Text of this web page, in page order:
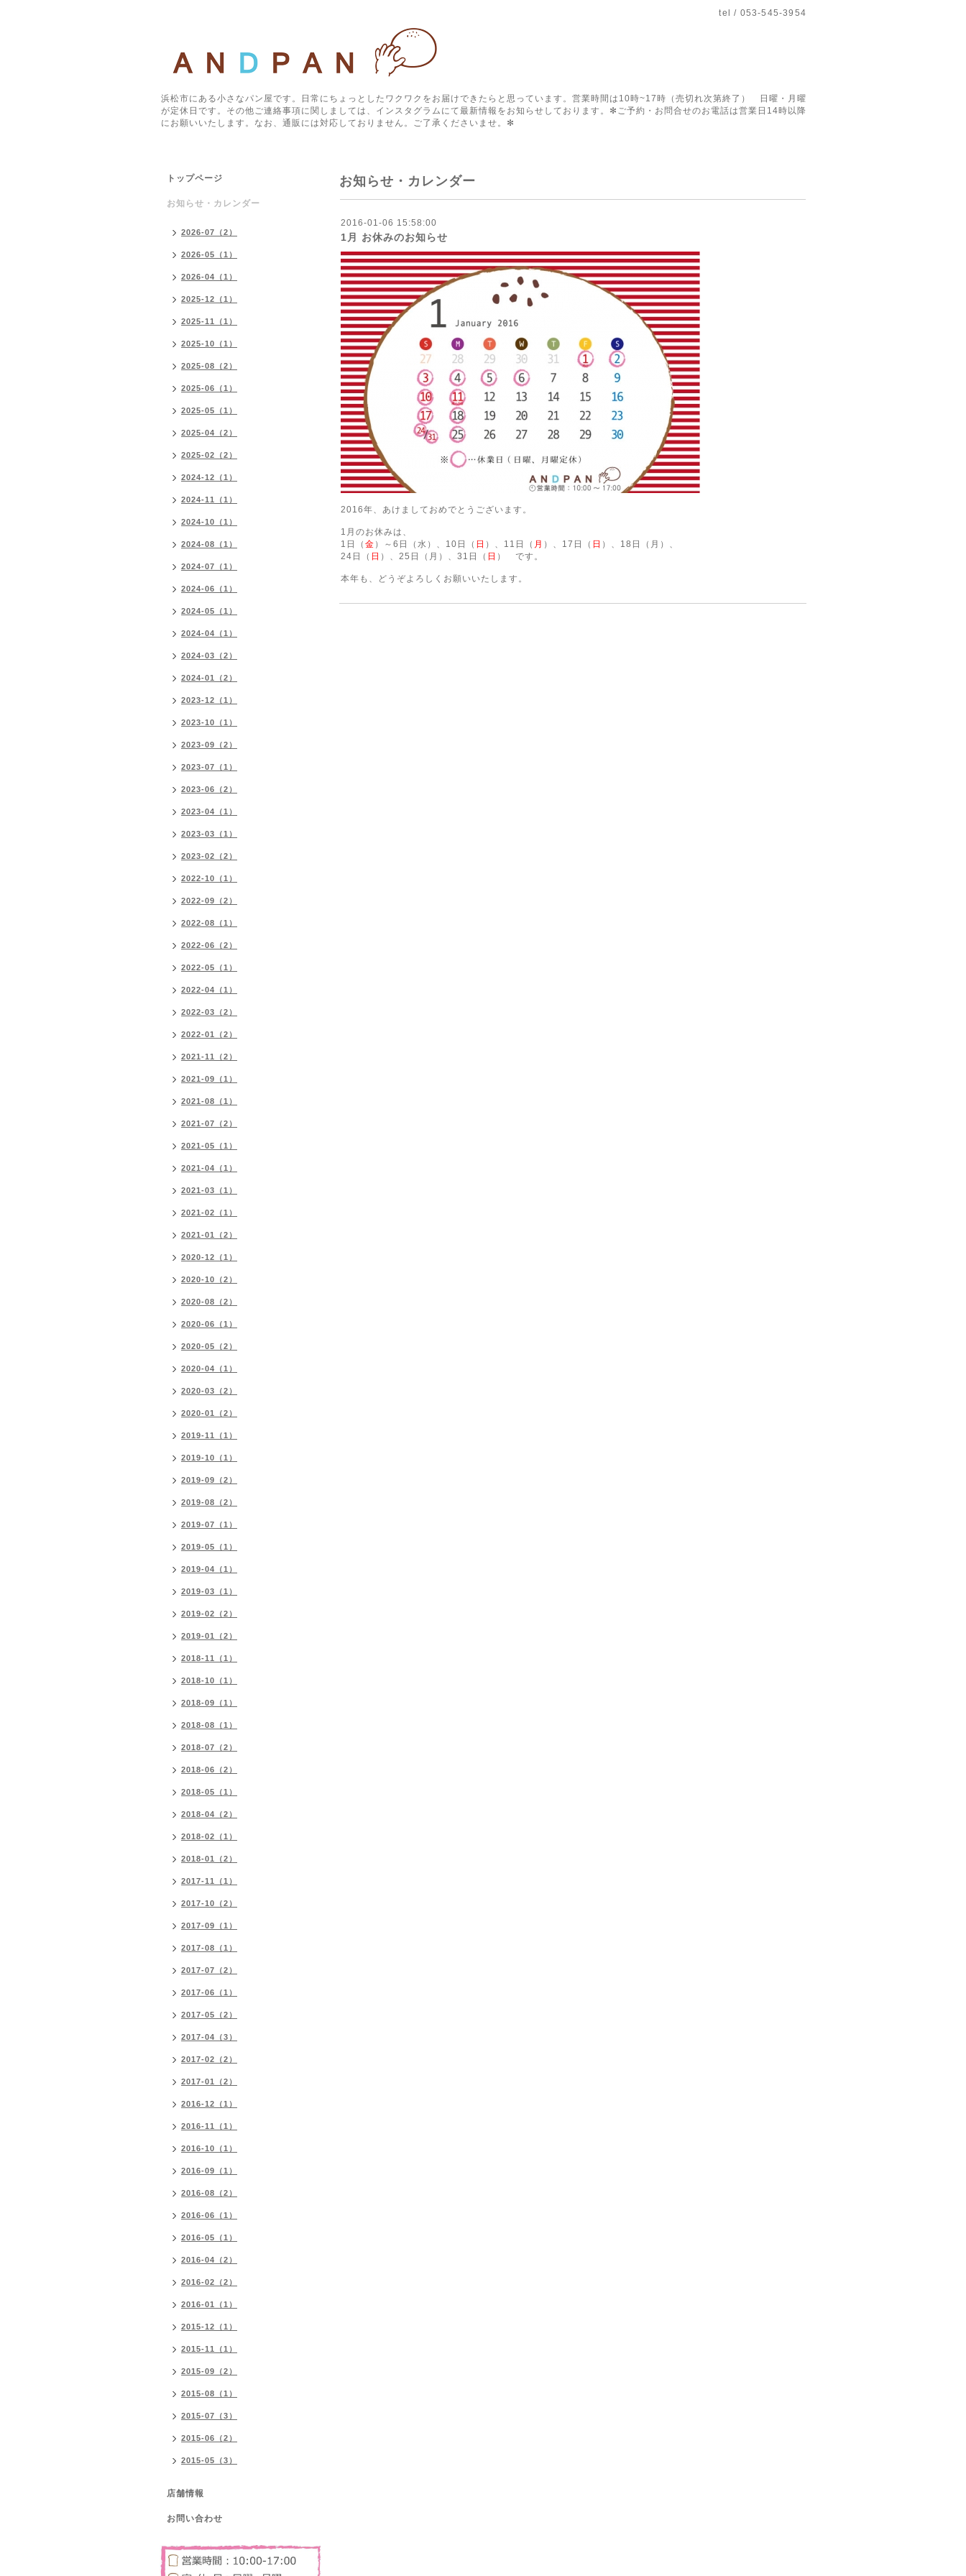
tel / 053-545-3954
浜松市にある小さなパン屋です。日常にちょっとしたワクワクをお届けできたらと思っています。営業時間は10時~17時（売切れ次第終了） 日曜・月曜
が定休日です。その他ご連絡事項に関しましては、インスタグラムにて最新情報をお知らせしております。✻ご予約・お問合せのお電話は営業日14時以降
にお願いいたします。なお、通販には対応しておりません。ご了承くださいませ。✻
お知らせ・カレンダー
2016-01-06 15:58:00
1月 お休みのお知らせ
2016年、あけましておめでとうございます。
1月のお休みは、
1日（ 金 ）～6日（水）、10日（ 日 ）、11日（ 月 ）、17日（ 日 ）、18日（月）、
24日（ 日 ）、25日（月）、31日（ 日 ） です。
本年も、どうぞよろしくお願いいたします。
トップページ
お知らせ・カレンダー
2026-07（2）
2026-05（1）
2026-04（1）
2025-12（1）
2025-11（1）
2025-10（1）
2025-08（2）
2025-06（1）
2025-05（1）
2025-04（2）
2025-02（2）
2024-12（1）
2024-11（1）
2024-10（1）
2024-08（1）
2024-07（1）
2024-06（1）
2024-05（1）
2024-04（1）
2024-03（2）
2024-01（2）
2023-12（1）
2023-10（1）
2023-09（2）
2023-07（1）
2023-06（2）
2023-04（1）
2023-03（1）
2023-02（2）
2022-10（1）
2022-09（2）
2022-08（1）
2022-06（2）
2022-05（1）
2022-04（1）
2022-03（2）
2022-01（2）
2021-11（2）
2021-09（1）
2021-08（1）
2021-07（2）
2021-05（1）
2021-04（1）
2021-03（1）
2021-02（1）
2021-01（2）
2020-12（1）
2020-10（2）
2020-08（2）
2020-06（1）
2020-05（2）
2020-04（1）
2020-03（2）
2020-01（2）
2019-11（1）
2019-10（1）
2019-09（2）
2019-08（2）
2019-07（1）
2019-05（1）
2019-04（1）
2019-03（1）
2019-02（2）
2019-01（2）
2018-11（1）
2018-10（1）
2018-09（1）
2018-08（1）
2018-07（2）
2018-06（2）
2018-05（1）
2018-04（2）
2018-02（1）
2018-01（2）
2017-11（1）
2017-10（2）
2017-09（1）
2017-08（1）
2017-07（2）
2017-06（1）
2017-05（2）
2017-04（3）
2017-02（2）
2017-01（2）
2016-12（1）
2016-11（1）
2016-10（1）
2016-09（1）
2016-08（2）
2016-06（1）
2016-05（1）
2016-04（2）
2016-02（2）
2016-01（1）
2015-12（1）
2015-11（1）
2015-09（2）
2015-08（1）
2015-07（3）
2015-06（2）
2015-05（3）
店舗情報
お問い合わせ